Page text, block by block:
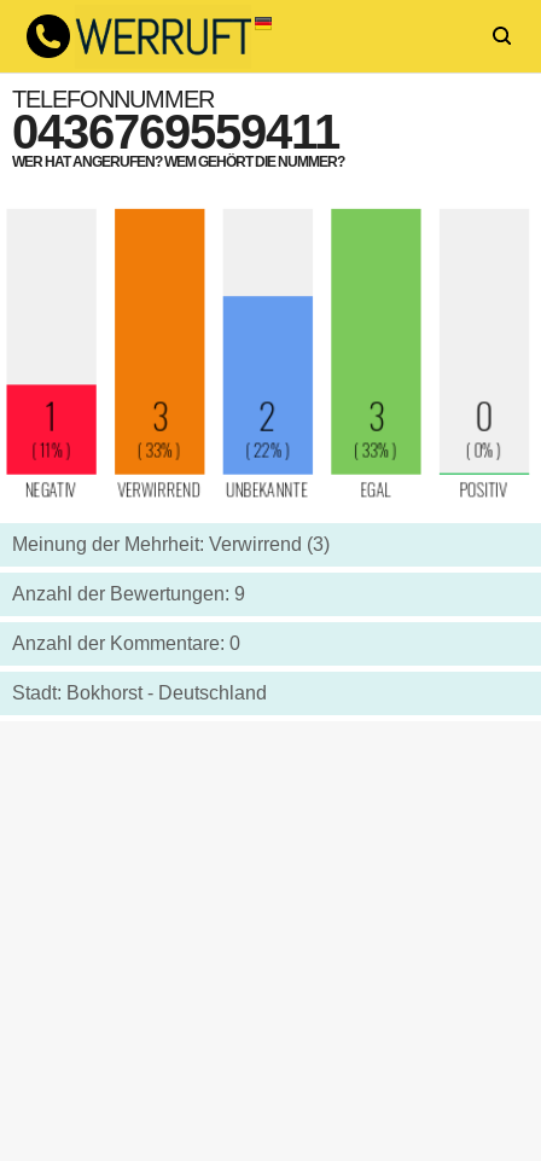
TELEFONNUMMER
0436769559411
WER HAT ANGERUFEN? WEM GEHÖRT DIE NUMMER?
Meinung der Mehrheit: Verwirrend (3)
Anzahl der Bewertungen: 9
Anzahl der Kommentare: 0
Stadt: Bokhorst - Deutschland